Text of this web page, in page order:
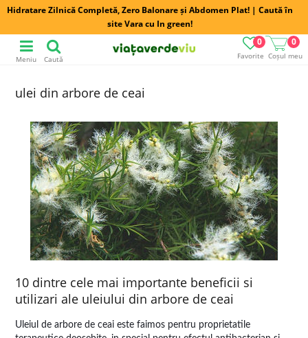
Hidratare Zilnică Completă, Zero Balonare și Abdomen Plat! | Caută în
site Vara cu In green!
Favorite
0
Coșul meu
0
Meniu Caută
ulei din arbore de ceai
10 dintre cele mai importante beneficii si
utilizari ale uleiului din arbore de ceai
Uleiul de arbore de ceai este faimos pentru proprietatile